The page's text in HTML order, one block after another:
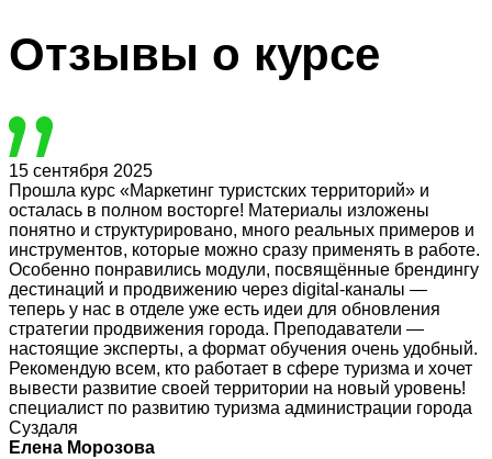
Отзывы о курсе
15 сентября 2025
Прошла курс «Маркетинг туристских территорий» и
осталась в полном восторге! Материалы изложены
понятно и структурировано, много реальных примеров и
инструментов, которые можно сразу применять в работе.
Особенно понравились модули, посвящённые брендингу
дестинаций и продвижению через digital-каналы —
теперь у нас в отделе уже есть идеи для обновления
стратегии продвижения города. Преподаватели —
настоящие эксперты, а формат обучения очень удобный.
Рекомендую всем, кто работает в сфере туризма и хочет
вывести развитие своей территории на новый уровень!
специалист по развитию туризма администрации города
Суздаля
Елена Морозова